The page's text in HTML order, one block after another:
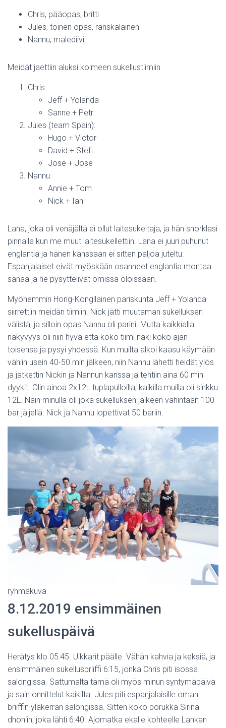
Chris, pääopas, britti
Jules, toinen opas, ranskalainen
Nannu, malediivi
Meidät jaettiin aluksi kolmeen sukellustiimiin
Chris:
Jeff + Yolanda
Sanne + Petr
Jules (team Spain):
Hugo + Victor
David + Stefi
Jose + Jose
Nannu:
Annie + Tom
Nick + Ian
Lana, joka oli venäjältä ei ollut laitesukeltaja, ja hän snorklasi
pinnalla kun me muut laitesukellettiin. Lana ei juuri puhunut
englantia ja hänen kanssaan ei sitten paljoa juteltu.
Espanjalaiset eivät myöskään osanneet englantia montaa
sanaa ja he pysyttelivät omissa oloissaan.
Myöhemmin Hong-Kongilainen pariskunta Jeff + Yolanda
siirrettiin meidän tiimiin. Nick jätti muutaman sukelluksen
välistä, ja silloin opas Nannu oli parini. Mutta kaikkialla
näkyvyys oli niin hyvä että koko tiimi näki koko ajan
toisensa ja pysyi yhdessä. Kun muilta alkoi kaasu käymään
vähiin usein 40-50 min jälkeen, niin Nannu lähetti heidät ylös
ja jatkettin Nickin ja Nannun kanssa ja tehtiin aina 60 min
dyykit. Olin ainoa 2x12L tuplapulloilla, kaikilla muilla oli sinkku
12L. Näin minulla oli joka sukelluksen jälkeen vähintään 100
bar jäljellä. Nick ja Nannu lopettivat 50 bariin.
ryhmäkuva
8.12.2019 ensimmäinen
sukelluspäivä
Herätys klo 05:45. Uikkarit päälle. Vähän kahvia ja keksiä, ja
ensimmäinen sukellusbriiffi 6:15, jonka Chris piti isossa
salongissa. Sattumalta tämä oli myös minun syntymäpäivä
ja sain onnittelut kaikilta. Jules piti espanjalaisille oman
briiffin yläkerran salongissa. Sitten koko porukka Sirina
dhoniin, joka lähti 6:40. Ajomatka ekalle kohteelle Lankan